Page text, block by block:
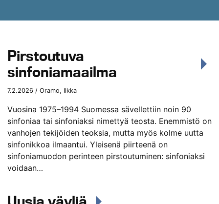
Pirstoutuva
sinfoniamaailma
7.2.2026 / Oramo, Ilkka
Vuosina 1975–1994 Suomessa sävellettiin noin 90
sinfoniaa tai sinfoniaksi nimettyä teosta. Enemmistö on
vanhojen tekijöiden teoksia, mutta myös kolme uutta
sinfonikkoa ilmaantui. Yleisenä piirteenä on
sinfoniamuodon perinteen pirstoutuminen: sinfoniaksi
voidaan…